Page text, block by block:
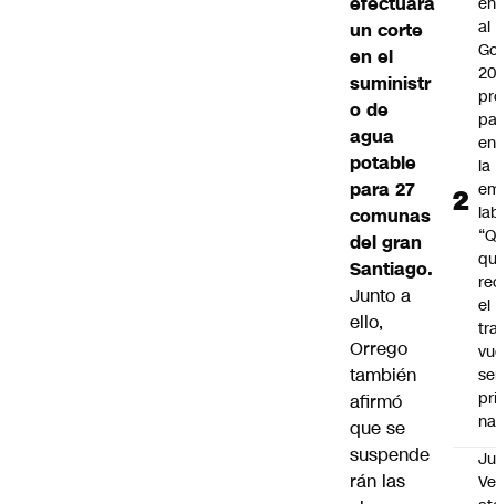
un corte
en el
suministr
o de
agua
potable
para 27
comunas
del gran
Santiago.
Junto a
ello,
Orrego
también
afirmó
que se
suspende
rán las
al
20
la
el